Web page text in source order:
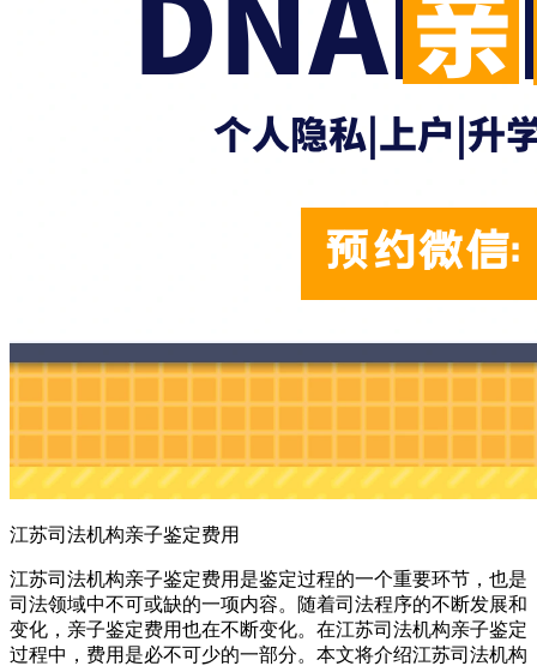
江苏司法机构亲子鉴定费用
江苏司法机构亲子鉴定费用是鉴定过程的一个重要环节，也是
司法领域中不可或缺的一项内容。随着司法程序的不断发展和
变化，亲子鉴定费用也在不断变化。在江苏司法机构亲子鉴定
过程中，费用是必不可少的一部分。本文将介绍江苏司法机构